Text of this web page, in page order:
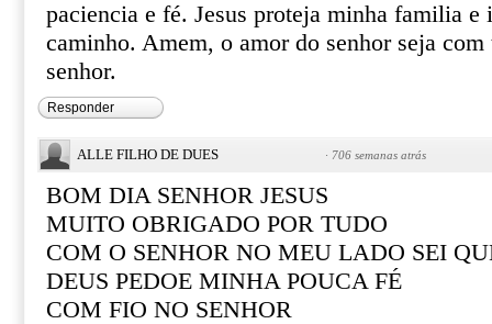
paciencia e fé. Jesus proteja minha familia e
caminho. Amem, o amor do senhor seja
senhor.
Responder
ALLE FILHO DE DUES · 706 semanas atrás
BOM DIA SENHOR JESUS
MUITO OBRIGADO POR TUDO
COM O SENHOR NO MEU LADO SEI
DEUS PEDOE MINHA POUCA FÉ
COM FIO NO SENHOR